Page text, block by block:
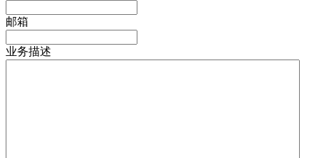
邮箱
业务描述